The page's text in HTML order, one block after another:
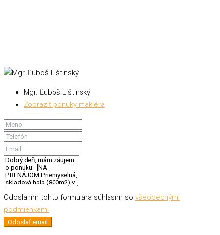
Mgr. Ľuboš Lištinský
Zobraziť ponuky makléra
Odoslaním tohto formulára súhlasím so všeobecnými
podmienkami
Odoslať email